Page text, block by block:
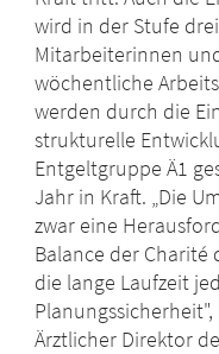
wird in der Stufe
Mitarbeiterinnen
wöchentliche
werden durch die
strukturelle
Entgeltgruppe Ä1
Jahr in Kraft. „Die
zwar eine
Balance der Charité
die lange Laufzeit
Ärztlicher Direktor